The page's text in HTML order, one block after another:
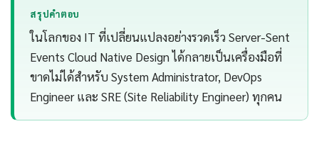
สรุปคำตอบ
ในโลกของ IT ที่เปลี่ยนแปลงอย่างรวดเร็ว Server-Sent
Events Cloud Native Design ได้กลายเป็นเครื่องมือที่
ขาดไม่ได้สำหรับ System Administrator, DevOps
Engineer และ SRE (Site Reliability Engineer) ทุกคน